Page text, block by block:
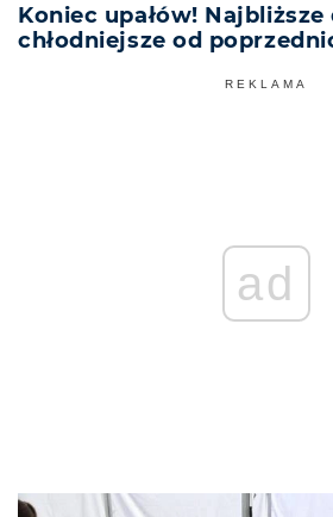
Koniec upałów!
chłodniejsze od
REKLAMA
ad